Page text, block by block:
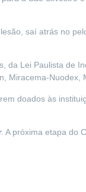
saí atrás no
da Lei Paulista de
Miracema-Nuodex,
doados às
. A próxima etapa do